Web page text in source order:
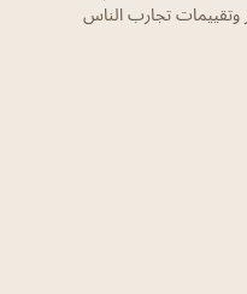
وتقييمات تجارب الناس